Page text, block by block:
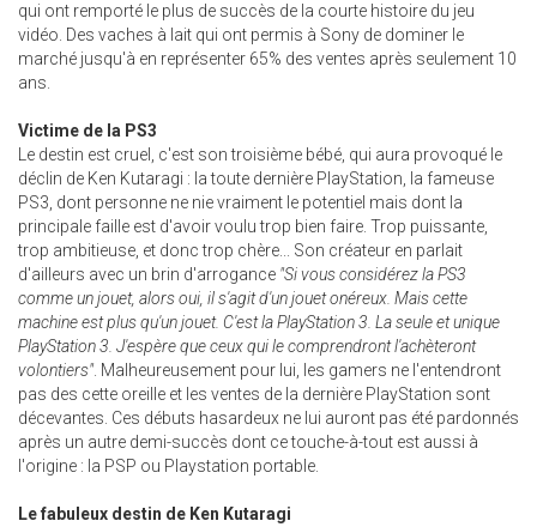
qui ont remporté le plus de succès de la courte histoire du jeu
vidéo. Des vaches à lait qui ont permis à Sony de dominer le
marché jusqu'à en représenter 65% des ventes après seulement 10
ans.
Victime de la PS3
Le destin est cruel, c'est son troisième bébé, qui aura provoqué le
déclin de Ken Kutaragi : la toute dernière PlayStation, la fameuse
PS3, dont personne ne nie vraiment le potentiel mais dont la
principale faille est d'avoir voulu trop bien faire. Trop puissante,
trop ambitieuse, et donc trop chère... Son créateur en parlait
d'ailleurs avec un brin d'arrogance "Si vous considérez la PS3
comme un jouet, alors oui, il s'agit d'un jouet onéreux. Mais cette
machine est plus qu'un jouet. C'est la PlayStation 3. La seule et unique
PlayStation 3. J'espère que ceux qui le comprendront l'achèteront
volontiers". Malheureusement pour lui, les gamers ne l'entendront
pas des cette oreille et les ventes de la dernière PlayStation sont
décevantes. Ces débuts hasardeux ne lui auront pas été pardonnés
après un autre demi-succès dont ce touche-à-tout est aussi à
l'origine : la PSP ou Playstation portable.
Le fabuleux destin de Ken Kutaragi